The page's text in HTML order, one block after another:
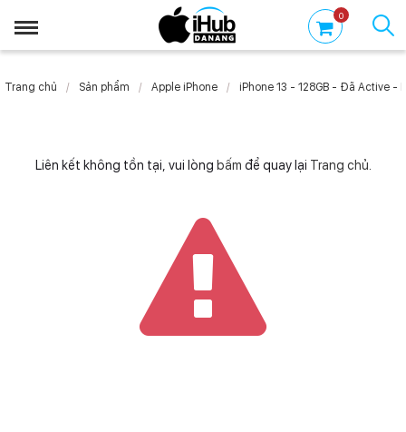
0
Trang chủ Sản phẩm Apple iPhone iPhone 13 - 128GB - Đã Active -
Liên kết không tồn tại, vui lòng bấm để quay lại Trang chủ